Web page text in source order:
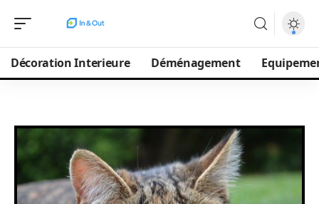
Décoration Interieure Déménagement